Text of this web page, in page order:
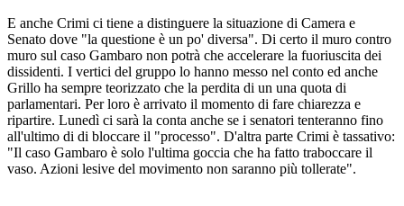
E anche Crimi ci tiene a distinguere la situazione di Camera e
Senato dove "la questione è un po' diversa". Di certo il muro contro
muro sul caso Gambaro non potrà che accelerare la fuoriuscita dei
dissidenti. I vertici del gruppo lo hanno messo nel conto ed anche
Grillo ha sempre teorizzato che la perdita di un una quota di
parlamentari. Per loro è arrivato il momento di fare chiarezza e
ripartire. Lunedì ci sarà la conta anche se i senatori tenteranno fino
all'ultimo di di bloccare il "processo". D'altra parte Crimi è tassativo:
"Il caso Gambaro è solo l'ultima goccia che ha fatto traboccare il
vaso. Azioni lesive del movimento non saranno più tollerate".